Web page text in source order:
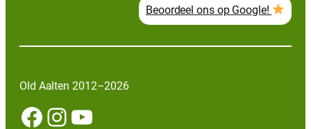
Beoordeel ons op Google!
Old Aalten 2012–2026
Facebook InstagramYouTube